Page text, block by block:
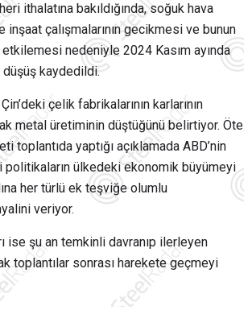
ithalatına bakıldığında, soğuk hava
inşaat çalışmalarının gecikmesi ve bunun
nedeniyle 2024 Kasım ayında
düşüş kaydedildi.
çelik fabrikalarının karlarının
metal üretiminin düştüğünü belirtiyor. Öte
toplantıda yaptığı açıklamada ABD’nin
politikaların ülkedeki ekonomik büyümeyi
her türlü ek teşviğe olumlu
veriyor.
ise şu an temkinli davranıp ilerleyen
toplantılar sonrası harekete geçmeyi